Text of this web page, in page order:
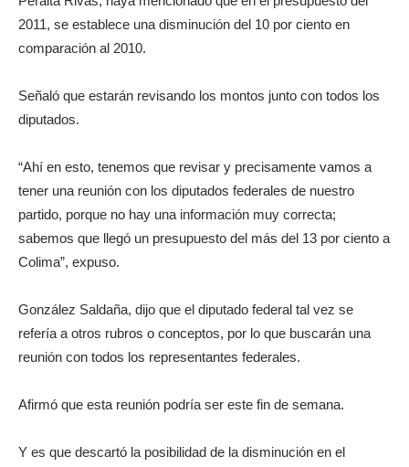
2011, se establece una disminución del 10 por ciento en
comparación al 2010.
Señaló que estarán revisando los montos junto con todos los
diputados.
“Ahí en esto, tenemos que revisar y precisamente vamos a
tener una reunión con los diputados federales de nuestro
partido, porque no hay una información muy correcta;
sabemos que llegó un presupuesto del más del 13 por ciento a
Colima”, expuso.
González Saldaña, dijo que el diputado federal tal vez se
refería a otros rubros o conceptos, por lo que buscarán una
reunión con todos los representantes federales.
Afirmó que esta reunión podría ser este fin de semana.
Y es que descartó la posibilidad de la disminución en el